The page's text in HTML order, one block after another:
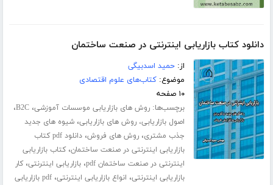
دانلود کتاب بازاریابی اینترنتی در صنعت ساختمان
از:حمید اسدبیگی
موضوع:کتاب‌های علوم اقتصادی
۱۰ صفحه
برچسب‌ها:روش های بازاریابی موسسات آموزشی،B2C،
اصول بازاریابی، روش های بازاریابی،شیوه های جدید
جذب مشتری،روش های فروش،
دانلود pdf کتاب
بازاریابی اینترنتی در صنعت ساختمان،کتاب بازاریابی
اینترنتی در صنعت ساختمان pdf
،بازاریابی اینترنتی،کار
بازاریابی اینترنتی، انواع بازاریابی اینترنتی،
pdf بازاریابی